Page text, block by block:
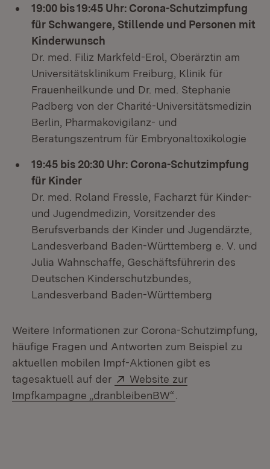
19:00 bis 19:45 Uhr: Corona-Schutzimpfung
für Schwangere, Stillende und Personen mit
Kinderwunsch
Dr. med. Filiz Markfeld-Erol, Oberärztin am
Universitätsklinikum Freiburg, Klinik für
Frauenheilkunde und Dr. med. Stephanie
Padberg von der Charité-Universitätsmedizin
Berlin, Pharmakovigilanz- und
Beratungszentrum für Embryonaltoxikologie
19:45 bis 20:30 Uhr: Corona-Schutzimpfung
für Kinder
Dr. med. Roland Fressle, Facharzt für Kinder-
und Jugendmedizin, Vorsitzender des
Berufsverbands der Kinder und Jugendärzte,
Landesverband Baden-Württemberg e. V. und
Julia Wahnschaffe, Geschäftsführerin des
Deutschen Kinderschutzbundes,
Landesverband Baden-Württemberg
Weitere Informationen zur Corona-Schutzimpfung,
häufige Fragen und Antworten zum Beispiel zu
aktuellen mobilen Impf-Aktionen gibt es
tagesaktuell auf der
Extern:
Website zur
Impfkampagne „dranbleibenBW“